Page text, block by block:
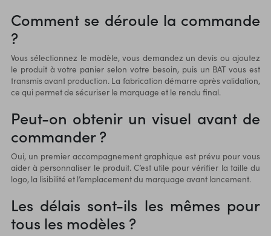
Comment se déroule la commande
?
Vous sélectionnez le modèle, vous demandez un devis ou ajoutez
le produit à votre panier selon votre besoin, puis un BAT vous est
transmis avant production. La fabrication démarre après validation,
ce qui permet de sécuriser le marquage et le rendu final.
Peut-on obtenir un visuel avant de
commander ?
Oui, un premier accompagnement graphique est prévu pour vous
aider à personnaliser le produit. C’est utile pour vérifier la taille du
logo, la lisibilité et l’emplacement du marquage avant lancement.
Les délais sont-ils les mêmes pour
tous les modèles ?